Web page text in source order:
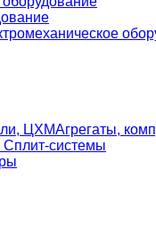
Агрегаты,
Сплит-системы